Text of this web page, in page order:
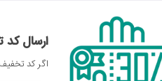
ارسال
اگر کد